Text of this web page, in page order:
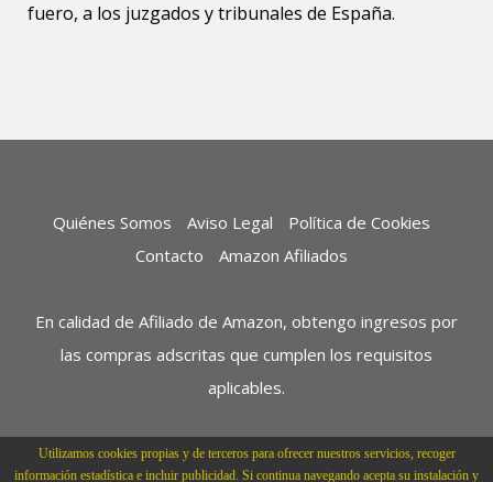
fuero, a los juzgados y tribunales de España.
Quiénes Somos Aviso Legal
Política de Cookies
Contacto
Amazon Afiliados
En calidad de Afiliado de Amazon, obtengo ingresos por
las compras adscritas que cumplen los requisitos
aplicables.
Utilizamos cookies propias y de terceros para ofrecer nuestros servicios, recoger
información estadística e incluir publicidad. Si continua navegando acepta su instalación y